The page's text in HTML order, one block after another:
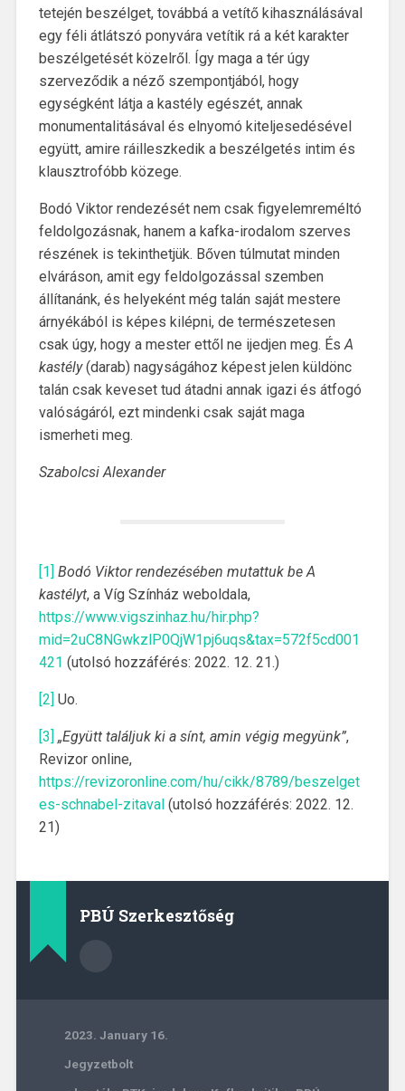
tetején beszélget, továbbá a vetítő kihasználásával
egy féli átlátszó ponyvára vetítik rá a két karakter
beszélgetését közelről. Így maga a tér úgy
szerveződik a néző szempontjából, hogy
egységként látja a kastély egészét, annak
monumentalitásával és elnyomó kiteljesedésével
együtt, amire ráilleszkedik a beszélgetés intim és
klausztrofóbb közege.
Bodó Viktor rendezését nem csak figyelemreméltó
feldolgozásnak, hanem a kafka-irodalom szerves
részének is tekinthetjük. Bőven túlmutat minden
elváráson, amit egy feldolgozással szemben
állítanánk, és helyeként még talán saját mestere
árnyékából is képes kilépni, de természetesen
csak úgy, hogy a mester ettől ne ijedjen meg. És A
kastély(darab) nagyságához képest jelen küldönc
talán csak keveset tud átadni annak igazi és átfogó
valóságáról, ezt mindenki csak saját maga
ismerheti meg.
Szabolcsi Alexander
[1] Bodó Viktor rendezésében mutattuk be A
kastélyt, a Víg Színház weboldala,
https://www.vigszinhaz.hu/hir.php?
mid=2uC8NGwkzlP0QjW1pj6uqs&tax=572f5cd001
421 (utolsó hozzáférés: 2022. 12. 21.)
[2] Uo.
[3] „Együtt találjuk ki a sínt, amin végig megyünk”,
Revizor online,
https://revizoronline.com/hu/cikk/8789/beszelget
es-schnabel-zitaval(utolsó hozzáférés: 2022. 12.
21)
PBÚ Szerkesztőség
2023. January 16.
Jegyzetbolt